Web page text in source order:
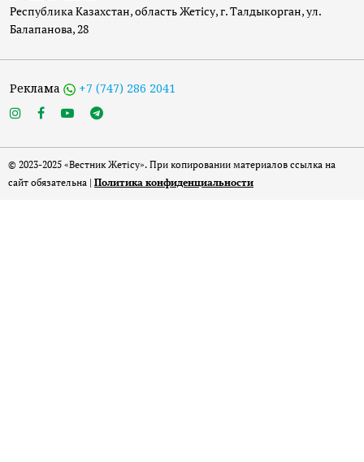
Республика Казахстан, область Жетісу, г. Талдыкорган, ул.
Балапанова, 28
Реклама +7 (747) 286 2041
© 2023-2025 «Вестник Жетісу». При копировании материалов ссылка на
сайт обязательна | Политика конфиденциальности